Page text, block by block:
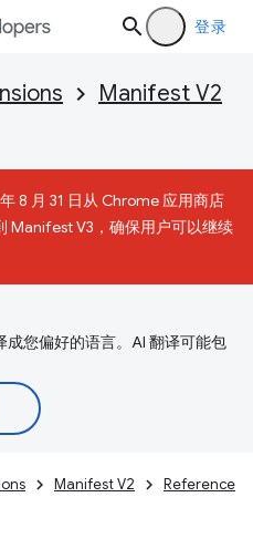
登录
Manifest V2
8 月 31 日从 Chrome 应用商店
Manifest V3，确保用户可以继续
您偏好的语言。AI 翻译可能包
Manifest V2 Reference